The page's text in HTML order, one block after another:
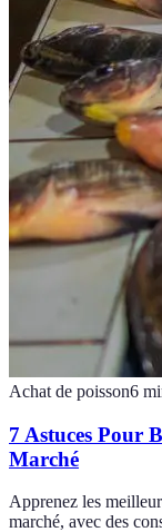
Achat de poisson6
7 Astuces Pour
Marché
Apprenez les
marché, avec des